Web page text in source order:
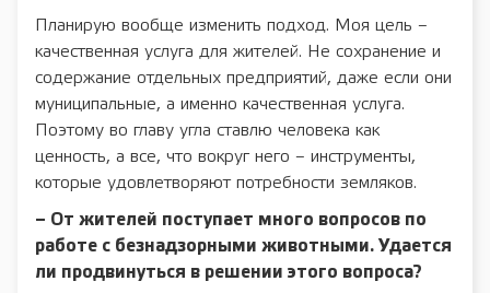
Планирую вообще изменить подход. Моя цель –
качественная услуга для жителей. Не сохранение и
содержание отдельных предприятий, даже если они
муниципальные, а именно качественная услуга.
Поэтому во главу угла ставлю человека как
ценность, а все, что вокруг него – инструменты,
которые удовлетворяют потребности земляков.
– От жителей поступает много вопросов по
работе с безнадзорными животными. Удается
ли продвинуться в решении этого вопроса?